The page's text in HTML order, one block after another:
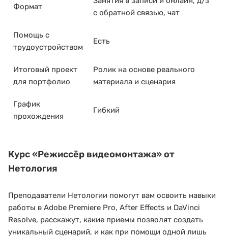
Формат
с обратной связью, чат
Помощь с
трудоустройством
Есть
Итоговый проект
для портфолио
Ролик на основе реального
материала и сценария
График
прохождения
Гибкий
Курс«Режиссёр видеомонтажа»от
Нетология
Преподаватели Нетологии помогут вам освоить навыки
работы в Adobe Premiere Pro, After Effects и DaVinci
Resolve, расскажут, какие приемы позволят создать
уникальный сценарий, и как при помощи одной лишь